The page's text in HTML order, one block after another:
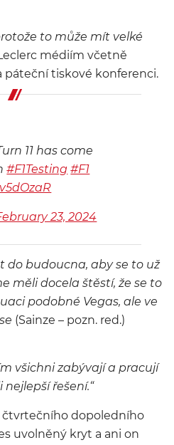
to může mít velké
médiím včetně
tiskové konferenci.
11 has come
#F1Testing #F1
23, 2024
do budoucna, aby se to už
měli docela štěstí, že se to
podobné Vegas, ale ve
(Sainze – pozn. red.)
všichni zabývají a pracují
řešení.“
dopoledního
uvolněný kryt a ani on